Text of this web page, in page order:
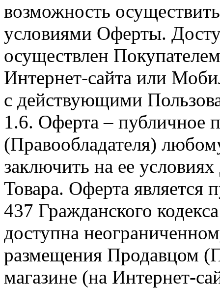
возможность
условиями Оферты.
осуществлен
Интернет-сайта или
с действующими
1.6. Оферта – публичное
(Правообладателя)
заключить на ее
Товара. Оферта является
437 Гражданского
доступна
размещения Продавцом
магазине (на Интернет-